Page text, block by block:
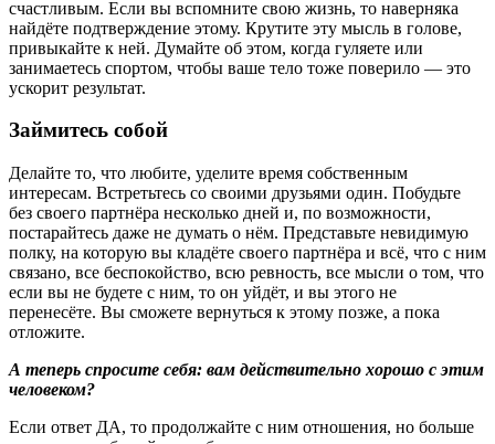
счастливым. Если вы вспомните свою жизнь, то наверняка
найдёте подтверждение этому. Крутите эту мысль в голове,
привыкайте к ней. Думайте об этом, когда гуляете или
занимаетесь спортом, чтобы ваше тело тоже поверило — это
ускорит результат.
Займитесь собой
Делайте то, что любите, уделите время собственным
интересам. Встретьтесь со своими друзьями один. Побудьте
без своего партнёра несколько дней и, по возможности,
постарайтесь даже не думать о нём. Представьте невидимую
полку, на которую вы кладёте своего партнёра и всё, что с ним
связано, все беспокойство, всю ревность, все мысли о том, что
если вы не будете с ним, то он уйдёт, и вы этого не
перенесёте. Вы сможете вернуться к этому позже, а пока
отложите.
А теперь спросите себя: вам действительно хорошо с этим
человеком?
Если ответ ДА, то продолжайте с ним отношения, но больше